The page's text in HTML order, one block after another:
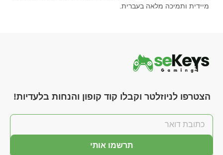
מיידית ותמיכה מלאה בעברית.
הצטרפו לניוזלטר וקבלו קוד קופון והנחות בלעדיות!
תרשמו אותי